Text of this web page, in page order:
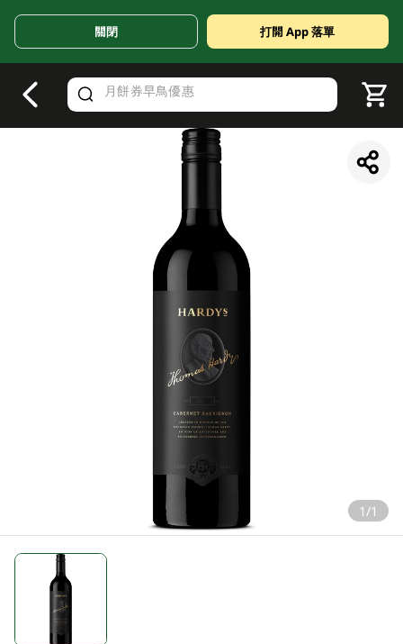
Valid Until 30 June 2026
關閉 打開 App 落單
1/1